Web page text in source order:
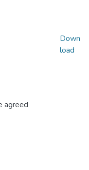
agreed
Down
load